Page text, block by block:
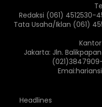
Redaksi (061) 4512530-
Tata Usaha/Iklan (061)
Jakarta: Jln.
Headlines